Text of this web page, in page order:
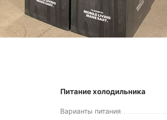
Питание холодильника
Варианты питания